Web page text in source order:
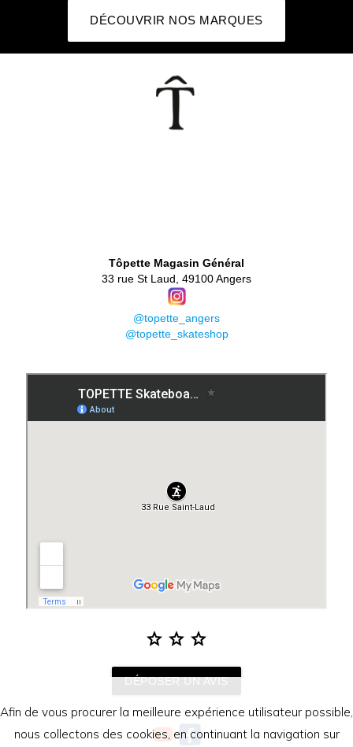
Afin de vous procurer la meilleure expérience utilisateur possible,
nous collectons des cookies, en continuant la navigation sur
DÉCOUVRIR NOS MARQUES
Tôpette Magasin Général
33 rue St Laud, 49100 Angers
@topette_angers
@topette_skateshop
star star star
DÉPOSER UN AVIS